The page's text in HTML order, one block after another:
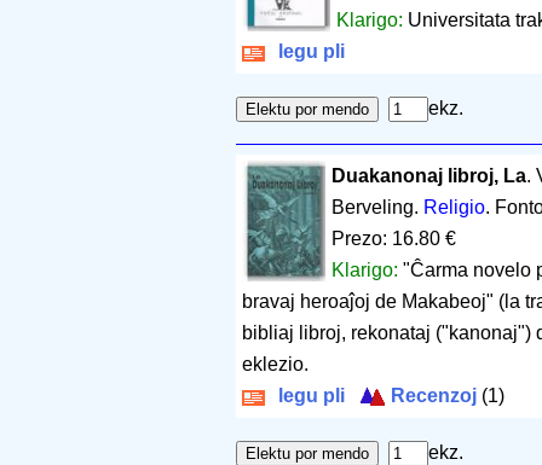
Klarigo: Universitata
legu pli
ekz.
Duakanonaj libroj, La.
Berveling. Religio.
Prezo: 16.80 €
Klarigo:"Ĉarma novelo
bravaj heroaĵoj de Makabeoj" (la
bibliaj libroj, rekonataj ("kanonaj")
eklezio.
legu pli
Recenzoj (1)
ekz.